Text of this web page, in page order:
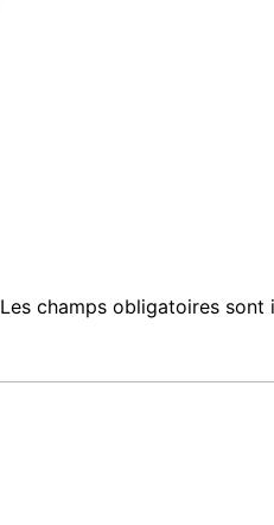
Les champs obligatoires sont